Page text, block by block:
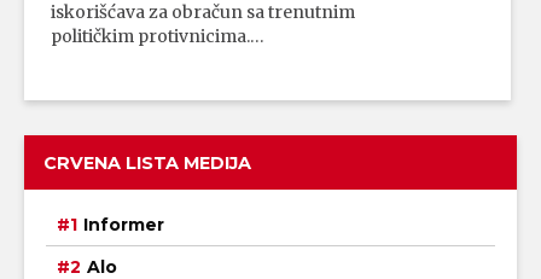
iskorišćava za obračun sa trenutnim
političkim protivnicima.…
CRVENA LISTA MEDIJA
Informer
Alo